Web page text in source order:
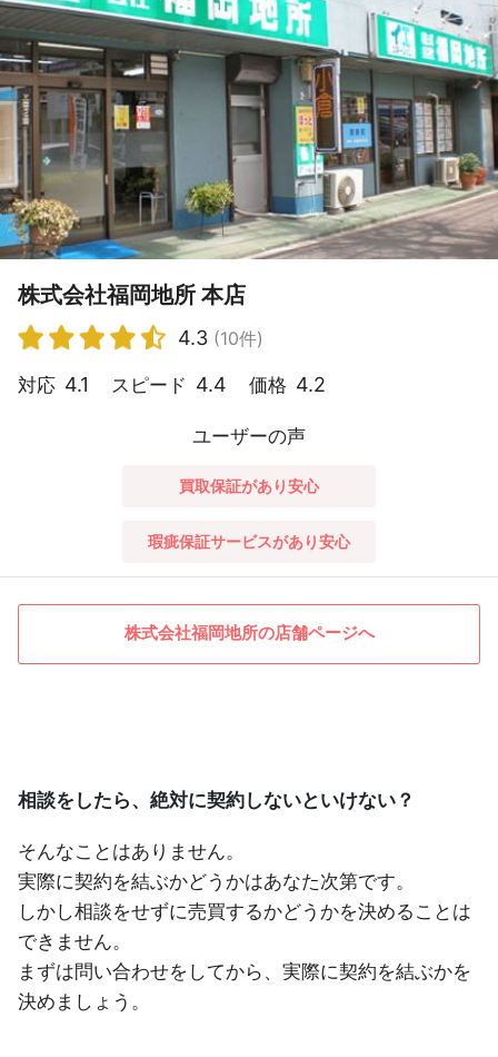
株式会社福岡地所 本店
4.3 (10件)
対応 4.1 スピード 4.4 価格 4.2
ユーザーの声
買取保証があり安心
瑕疵保証サービスがあり安心
株式会社福岡地所の店舗ページへ
相談をしたら、絶対に契約しないといけない？
そんなことはありません。
実際に契約を結ぶかどうかはあなた次第です。
しかし相談をせずに売買するかどうかを決めることは
できません。
まずは問い合わせをしてから、実際に契約を結ぶかを
決めましょう。